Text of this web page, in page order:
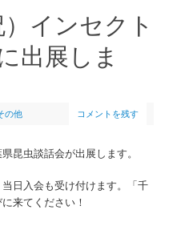
インセクト
出展しま
の他 コメントを残す
昆虫談話会が出展します。
日入会も受け付けます。「千
来てください！